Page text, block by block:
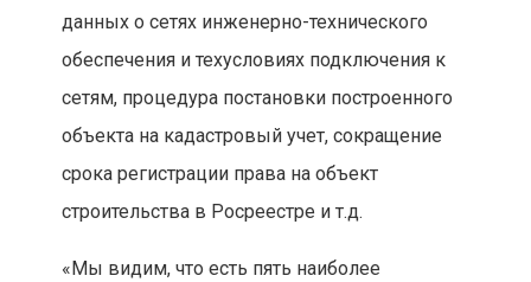
данных о сетях инженерно-технического
обеспечения и техусловиях подключения к
сетям, процедура постановки построенного
объекта на кадастровый учет, сокращение
срока регистрации права на объект
строительства в Росреестре и т.д.
«Мы видим, что есть пять наиболее